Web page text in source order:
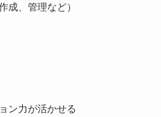
成、管理など）
ン力が活かせる